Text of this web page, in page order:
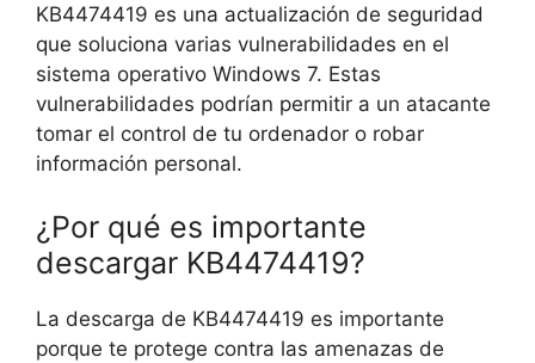
KB4474419 es una actualización de seguridad
que soluciona varias vulnerabilidades en el
sistema operativo Windows 7. Estas
vulnerabilidades podrían permitir a un atacante
tomar el control de tu ordenador o robar
información personal.
¿Por qué es importante
descargar KB4474419?
La descarga de KB4474419 es importante
porque te protege contra las amenazas de